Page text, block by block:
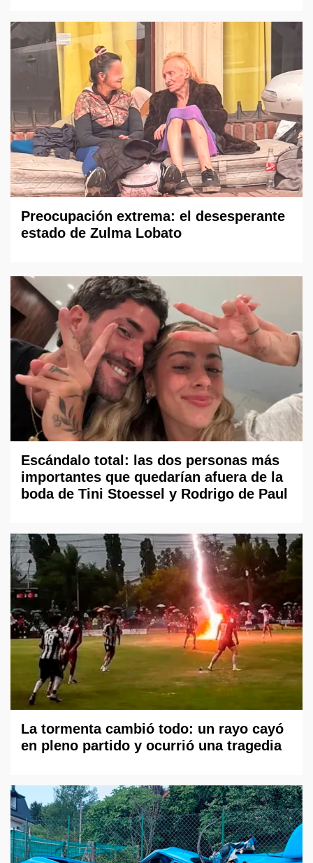
Preocupación extrema: el desesperante
estado de Zulma Lobato
Escándalo total: las dos personas más
importantes que quedarían afuera de la
boda de Tini Stoessel y Rodrigo de Paul
La tormenta cambió todo: un rayo cayó
en pleno partido y ocurrió una tragedia